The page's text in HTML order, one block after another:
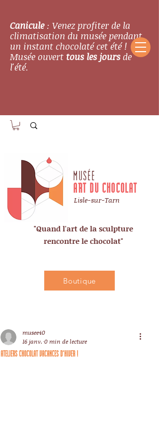
Canicule: Venez profiter de la
climatisation du musée pendant
un instant chocolaté cet été !
Musée ouverttous les joursde
l'été.
"Quand l'art de la sculpture
rencontre le chocolat"
Lisle-sur-Tarn
MUSÉE
ART DU CHOCOLAT
Boutique
ATELIERS CHOCOLAT VACANCES D'HIVER !
musee40
16 janv. 0 min de lecture